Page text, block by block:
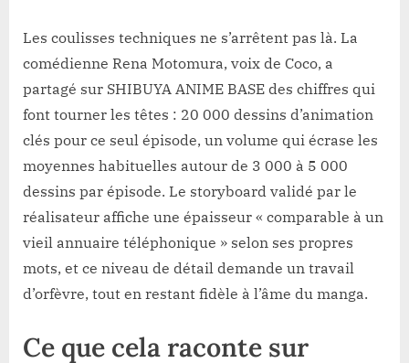
Les coulisses techniques ne s’arrêtent pas là. La
comédienne Rena Motomura, voix de Coco, a
partagé sur SHIBUYA ANIME BASE des chiffres qui
font tourner les têtes : 20 000 dessins d’animation
clés pour ce seul épisode, un volume qui écrase les
moyennes habituelles autour de 3 000 à 5 000
dessins par épisode. Le storyboard validé par le
réalisateur affiche une épaisseur « comparable à un
vieil annuaire téléphonique » selon ses propres
mots, et ce niveau de détail demande un travail
d’orfèvre, tout en restant fidèle à l’âme du manga.
Ce que cela raconte sur